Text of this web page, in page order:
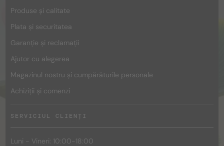
Produse și calitate
Plata și securitatea
Garanție și reclamații
Ajutor cu alegerea
Magazinul nostru și cumpărăturile personale
Achiziții și comenzi
SERVICIUL CLIENȚI
Luni - Vineri: 10:00-18:00